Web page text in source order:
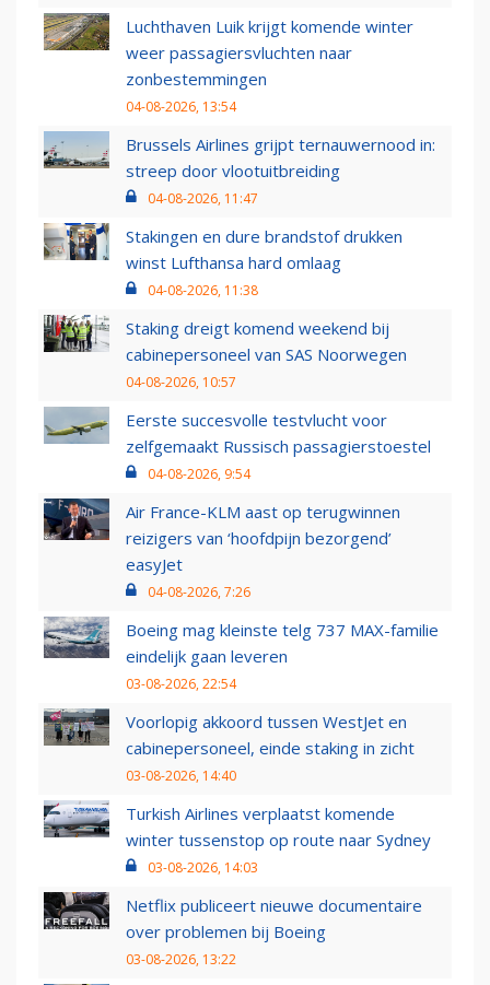
Luchthaven Luik krijgt komende winter
weer passagiersvluchten naar
zonbestemmingen
04-08-2026, 13:54
Brussels Airlines grijpt ternauwernood in:
streep door vlootuitbreiding
04-08-2026, 11:47
Stakingen en dure brandstof drukken
winst Lufthansa hard omlaag
04-08-2026, 11:38
Staking dreigt komend weekend bij
cabinepersoneel van SAS Noorwegen
04-08-2026, 10:57
Eerste succesvolle testvlucht voor
zelfgemaakt Russisch passagierstoestel
04-08-2026, 9:54
Air France-KLM aast op terugwinnen
reizigers van ‘hoofdpijn bezorgend’
easyJet
04-08-2026, 7:26
Boeing mag kleinste telg 737 MAX-familie
eindelijk gaan leveren
03-08-2026, 22:54
Voorlopig akkoord tussen WestJet en
cabinepersoneel, einde staking in zicht
03-08-2026, 14:40
Turkish Airlines verplaatst komende
winter tussenstop op route naar Sydney
03-08-2026, 14:03
Netflix publiceert nieuwe documentaire
over problemen bij Boeing
03-08-2026, 13:22